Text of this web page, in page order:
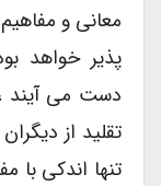
معانی و
پذیر خواهد
دست می آیند
تقلید از
تنها اندکی با